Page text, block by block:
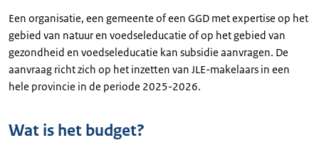
Een organisatie, een gemeente of een GGD met expertise op het
gebied van natuur en voedseleducatie of op het gebied van
gezondheid en voedseleducatie kan subsidie aanvragen. De
aanvraag richt zich op het inzetten van JLE-makelaars in een
hele provincie in de periode 2025-2026.
Wat is het budget?